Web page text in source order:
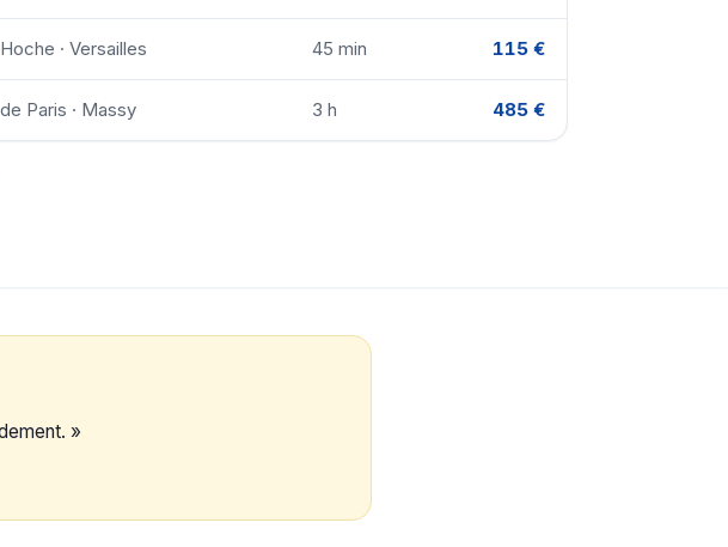
· Versailles 45 min 115 €
Paris · Massy 3 h 485 €
»